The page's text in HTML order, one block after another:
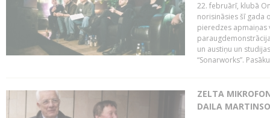
22. februārī, klubā
norisināsies šī gada
pieredzes apmaiņas
un austiņu un
“Sonarworks”.
ZELTA
DAILA